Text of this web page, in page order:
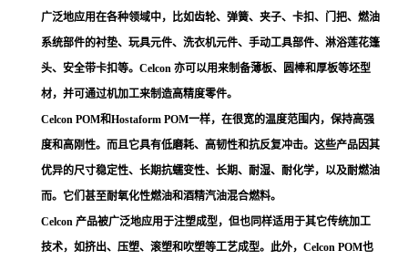
广泛地应用在各种领域中，比如齿轮、弹簧、夹子、卡扣、门把、燃油
系统部件的衬垫、玩具元件、洗衣机元件、手动工具部件、淋浴莲花篷
头、安全带卡扣等。Celcon 亦可以用来制备薄板、圆棒和厚板等坯型
材，并可通过机加工来制造高精度零件。
Celcon POM和Hostaform POM一样，在很宽的温度范围内，保持高强
度和高刚性。而且它具有低磨耗、高韧性和抗反复冲击。这些产品因其
优异的尺寸稳定性、长期抗蠕变性、长期、耐湿、耐化学，以及耐燃油
而。它们甚至耐氧化性燃油和酒精汽油混合燃料。
Celcon 产品被广泛地应用于注塑成型，但也同样适用于其它传统加工
技术，如挤出、压塑、滚塑和吹塑等工艺成型。此外，Celcon POM也